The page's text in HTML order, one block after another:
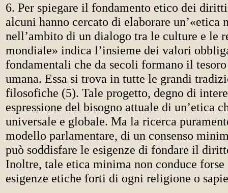
6. Per spiegare il fondamento etico dei
alcuni hanno cercato di elaborare un’«etica
nell’ambito di un dialogo tra le culture e le
mondiale» indica l’insieme dei valori
fondamentali che da secoli formano il tesoro
umana. Essa si trova in tutte le grandi
filosofiche (5). Tale progetto, degno di
espressione del bisogno attuale di un’etica
universale e globale. Ma la ricerca
modello parlamentare, di un consenso
può soddisfare le esigenze di fondare il
Inoltre, tale etica minima non conduce
esigenze etiche forti di ogni religione o